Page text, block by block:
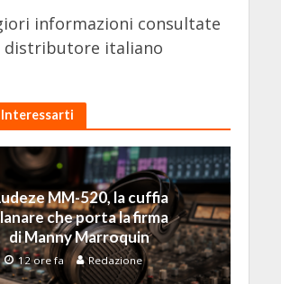
informazioni consultate
distributore italiano
MM-520, la cuffia
che porta la firma
di Manny Marroquin
12 ore fa Redazione